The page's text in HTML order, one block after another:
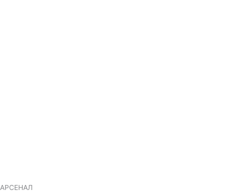
АРСЕНАЛ